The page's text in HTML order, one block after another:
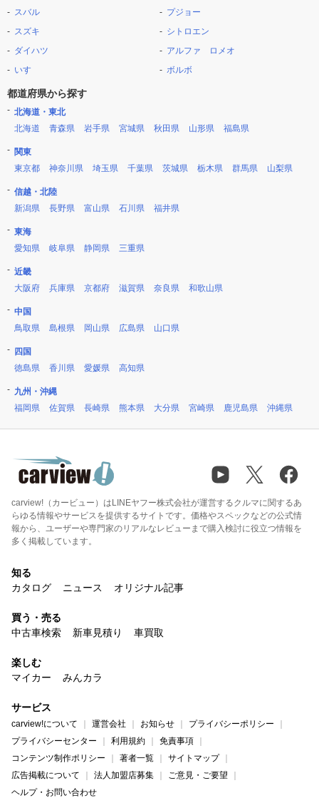
スバル
スズキ
ダイハツ
いすゞ
プジョー
シトロエン
アルファ ロメオ
ボルボ
都道府県から探す
北海道・東北
北海道
青森県 岩手県 宮城県 秋田県 山形県 福島県
関東
東京都
神奈川県 埼玉県 千葉県 茨城県 栃木県 群馬県 山梨県
信越・北陸
新潟県
長野県 富山県 石川県 福井県
東海
愛知県
岐阜県 静岡県 三重県
近畿
大阪府
兵庫県 京都府 滋賀県 奈良県 和歌山県
中国
鳥取県
島根県 岡山県 広島県 山口県
四国
徳島県
香川県 愛媛県 高知県
九州・沖縄
福岡県
佐賀県 長崎県 熊本県 大分県 宮崎県 鹿児島県 沖縄県
carview!（カービュー）はLINEヤフー株式会社が運営するクルマに関するあ
らゆる情報やサービスを提供するサイトです。価格やスペックなどの公式情
報から、ユーザーや専門家のリアルなレビューまで購入検討に役立つ情報を
多く掲載しています。
知る
カタログ
ニュース オリジナル記事
買う・売る
中古車検索
新車見積り 車買取
楽しむ
マイカー
みんカラ
サービス
carview!について 運営会社 お知らせ
プライバシーポリシー
プライバシーセンター
利用規約
免責事項
コンテンツ制作ポリシー
著者一覧
サイトマップ
広告掲載について
法人加盟店募集
ご意見・ご要望
ヘルプ・お問い合わせ